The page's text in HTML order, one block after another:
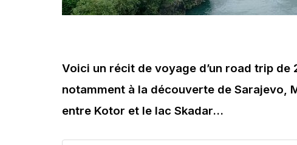
Voici un récit de voyage d’un road trip
notamment à la découverte de Sarajevo,
entre Kotor et le lac Skadar…